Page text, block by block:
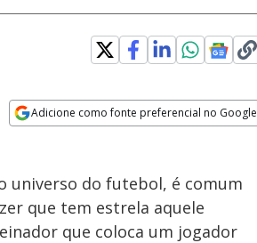
Adicione como fonte preferencial no Google
universo do futebol, é comum
que tem estrela aquele
que coloca um jogador